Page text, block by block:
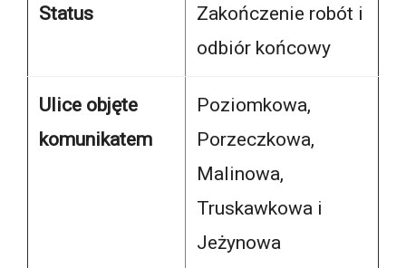
Status
Zakończenie robót i
odbiór końcowy
Ulice objęte
komunikatem
Poziomkowa,
Porzeczkowa,
Malinowa,
Truskawkowa i
Jeżynowa